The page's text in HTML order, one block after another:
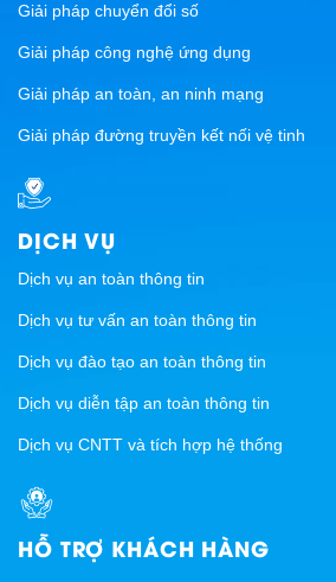
Giải pháp chuyển đổi số
Giải pháp công nghệ ứng dụng
Giải pháp an toàn, an ninh mạng
Giải pháp đường truyền kết nối vệ tinh
DỊCH VỤ
Dịch vụ an toàn thông tin
Dịch vụ tư vấn an toàn thông tin
Dịch vụ đào tạo an toàn thông tin
Dịch vụ diễn tập an toàn thông tin
Dịch vụ CNTT và tích hợp hệ thống
HỖ TRỢ KHÁCH HÀNG